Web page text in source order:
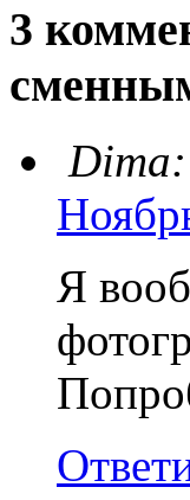
3
Dima:
Я